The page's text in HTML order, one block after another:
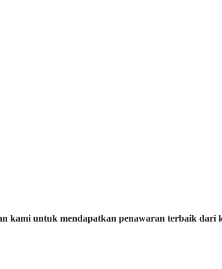
kami untuk mendapatkan penawaran terbaik dari